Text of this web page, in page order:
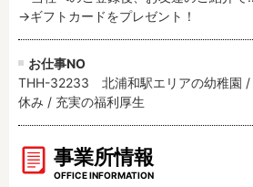
→ギフトカードをプレゼント！
お仕事NO
THH-32233 北浦和駅エリアの幼稚園 /
休み / 充実の福利厚生
事業所情報
OFFICE INFORMATION